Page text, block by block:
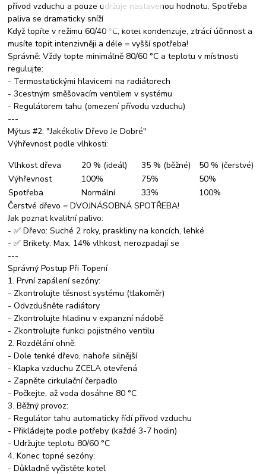
přívod vzduchu a pouze udržuje nastavenou hodnotu. Spotřeba
paliva se dramaticky sníží.
Když topíte v režimu 60/40 °C, kotel kondenzuje, ztrácí účinnost a
musíte topit intenzivněji a déle = vyšší spotřeba!
Správně: Vždy topte minimálně 80/60 °C a teplotu v místnosti
regulujte:
- Termostatickými hlavicemi na radiátorech
- 3cestným směšovacím ventilem v systému
- Regulátorem tahu (omezení přívodu vzduchu)
---
Mýtus #2: "Jakékoliv Dřevo Je Dobré"
Výhřevnost podle vlhkosti:
Vlhkost dřeva
20 % (ideál) 35 % (běžné)
50 % (čerstvé)
Výhřevnost
100% 75%
50%
Spotřeba
Normální 33%
100%
Čerstvé dřevo = DVOJNÁSOBNÁ SPOTŘEBA!
Jak poznat kvalitní palivo:
- ✅ Dřevo: Suché 2 roky, praskliny na koncích, lehké
- ✅ Brikety: Max. 14% vlhkost, nerozpadají se
---
Správný Postup Při Topení
1. První zapálení sezóny:
- Zkontrolujte těsnost systému (tlakoměr)
- Odvzdušněte radiátory
- Zkontrolujte hladinu v expanzní nádobě
- Zkontrolujte funkci pojistného ventilu
2. Rozdělání ohně:
- Dole tenké dřevo, nahoře silnější
- Klapka vzduchu ZCELA otevřená
- Zapněte cirkulační čerpadlo
- Počkejte, až voda dosáhne 80 °C
3. Běžný provoz:
- Regulátor tahu automaticky řídí přívod vzduchu
- Přikládejte podle potřeby (každé 3-7 hodin)
- Udržujte teplotu 80/60 °C
4. Konec topné sezóny:
- Důkladně vyčistěte kotel